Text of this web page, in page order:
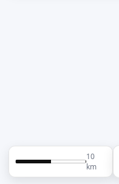
10
km